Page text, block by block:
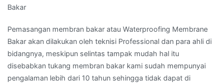
Bakar
Pemasangan membran bakar atau Waterproofing Membrane
Bakar akan dilakukan oleh teknisi Professional dan para ahli di
bidangnya, meskipun selintas tampak mudah hal itu
disebabkan tukang membran bakar kami sudah mempunyai
pengalaman lebih dari 10 tahun sehingga tidak dapat di